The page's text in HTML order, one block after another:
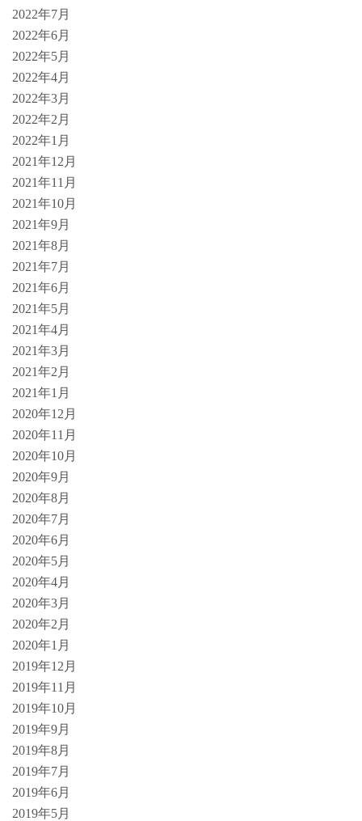
2022年7月
2022年6月
2022年5月
2022年4月
2022年3月
2022年2月
2022年1月
2021年12月
2021年11月
2021年10月
2021年9月
2021年8月
2021年7月
2021年6月
2021年5月
2021年4月
2021年3月
2021年2月
2021年1月
2020年12月
2020年11月
2020年10月
2020年9月
2020年8月
2020年7月
2020年6月
2020年5月
2020年4月
2020年3月
2020年2月
2020年1月
2019年12月
2019年11月
2019年10月
2019年9月
2019年8月
2019年7月
2019年6月
2019年5月